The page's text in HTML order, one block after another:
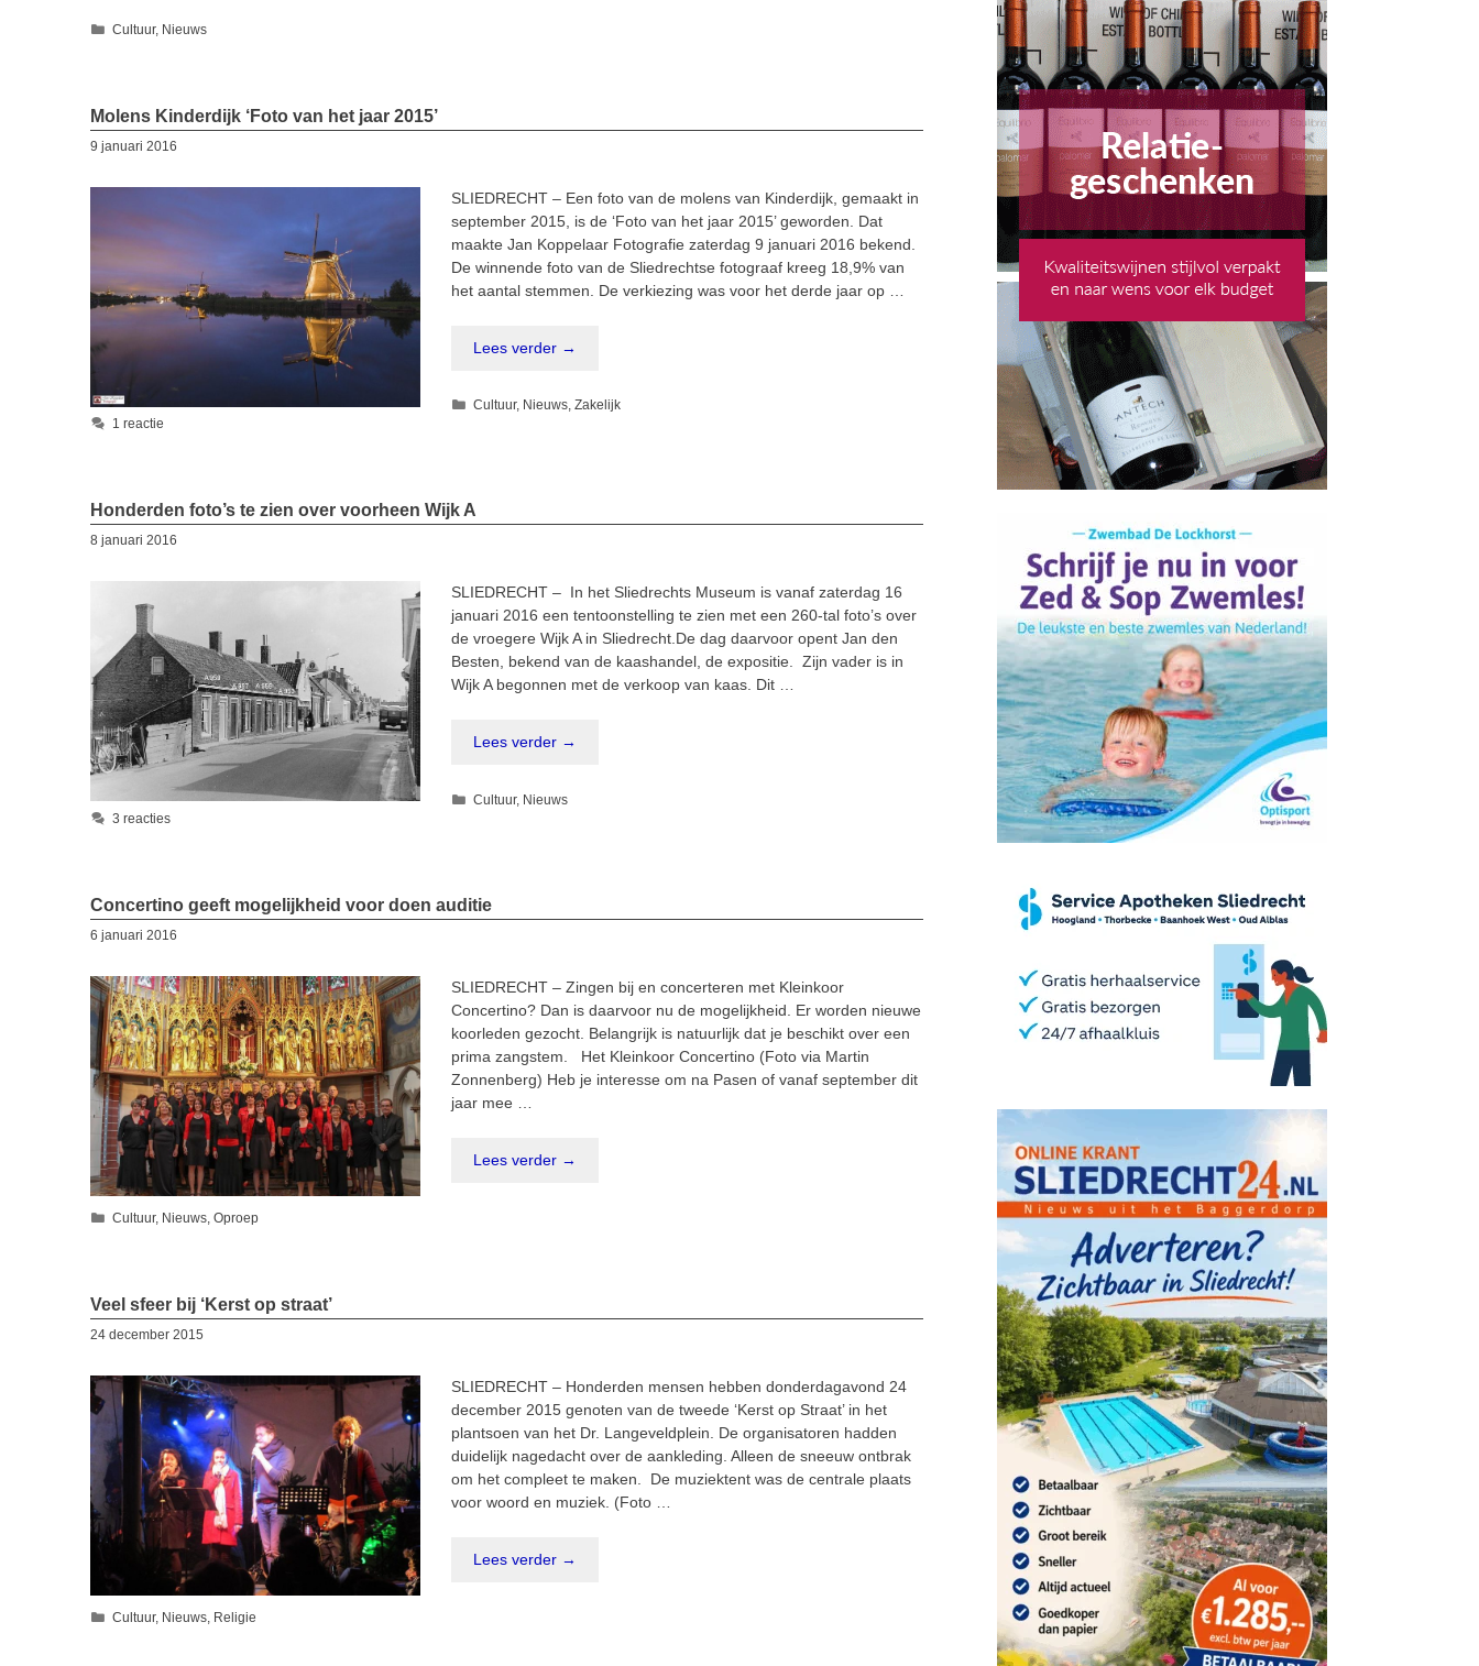
Categorieën
Cultuur, Nieuws
Molens Kinderdijk ‘Foto van het jaar 2015’
9 januari 2016
SLIEDRECHT – Een foto van de molens van Kinderdijk, gemaakt in
september 2015, is de ‘Foto van het jaar 2015’ geworden. Dat
maakte Jan Koppelaar Fotografie zaterdag 9 januari 2016 bekend.
De winnende foto van de Sliedrechtse fotograaf kreeg 18,9% van
het aantal stemmen. De verkiezing was voor het derde jaar op …
Lees verder →
Categorieën
Cultuur, Nieuws,Zakelijk
1 reactie
Honderden foto’s te zien over voorheen Wijk A
8 januari 2016
SLIEDRECHT – In het Sliedrechts Museum is vanaf zaterdag 16
januari 2016 een tentoonstelling te zien met een 260-tal foto’s over
de vroegere Wijk A in Sliedrecht.De dag daarvoor opent Jan den
Besten, bekend van de kaashandel, de expositie. Zijn vader is in
Wijk A begonnen met de verkoop van kaas. Dit …
Lees verder →
Categorieën
Cultuur, Nieuws
3 reacties
Concertino geeft mogelijkheid voor doen auditie
6 januari 2016
SLIEDRECHT – Zingen bij en concerteren met Kleinkoor
Concertino? Dan is daarvoor nu de mogelijkheid. Er worden nieuwe
koorleden gezocht. Belangrijk is natuurlijk dat je beschikt over een
prima zangstem. Het Kleinkoor Concertino (Foto via Martin
Zonnenberg) Heb je interesse om na Pasen of vanaf september dit
jaar mee …
Lees verder →
Categorieën
Cultuur, Nieuws,Oproep
Veel sfeer bij ‘Kerst op straat’
24 december 2015
SLIEDRECHT – Honderden mensen hebben donderdagavond 24
december 2015 genoten van de tweede ‘Kerst op Straat’ in het
plantsoen van het Dr. Langeveldplein. De organisatoren hadden
duidelijk nagedacht over de aankleding. Alleen de sneeuw ontbrak
om het compleet te maken. De muziektent was de centrale plaats
voor woord en muziek. (Foto …
Lees verder →
Categorieën
Cultuur, Nieuws Religie